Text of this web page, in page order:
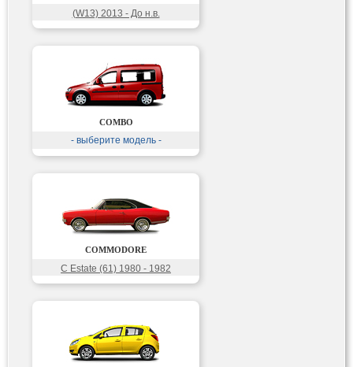
(W13) 2013 - До н.в.
COMBO
- выберите модель -
COMMODORE
C Estate (61) 1980 - 1982